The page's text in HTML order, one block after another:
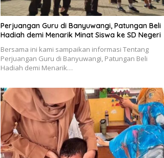
Perjuangan Guru di Banyuwangi, Patungan Beli
Hadiah demi Menarik Minat Siswa ke SD Negeri
Bersama ini kami sampaikan informasi Tentang
Perjuangan Guru di Banyuwangi, Patungan Beli
Hadiah demi Menarik…